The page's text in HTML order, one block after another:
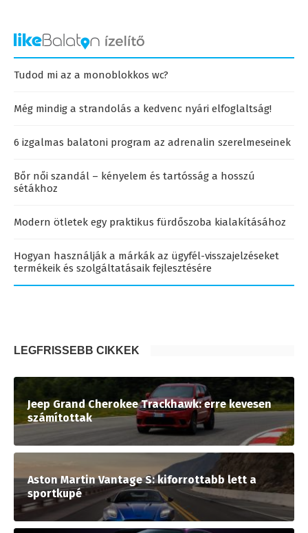
Tudod mi az a monoblokkos wc?
Még mindig a strandolás a kedvenc nyári elfoglaltság!
6 izgalmas balatoni program az adrenalin szerelmeseinek
Bőr női szandál – kényelem és tartósság a hosszú
sétákhoz
Modern ötletek egy praktikus fürdőszoba kialakításához
Hogyan használják a márkák az ügyfél-visszajelzéseket
termékeik és szolgáltatásaik fejlesztésére
LEGFRISSEBB CIKKEK
Jeep Grand Cherokee Trackhawk: erre kevesen
számítottak
Aston Martin Vantage S: kiforrottabb lett a
sportkupé